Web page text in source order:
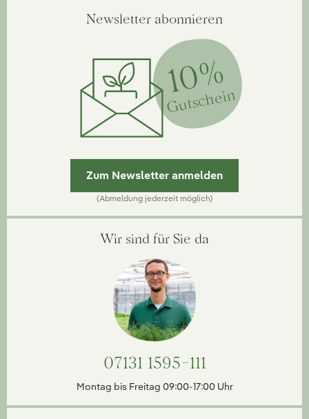
Newsletter abonnieren
10%
Gutschein
Zum Newsletter anmelden
(Abmeldung jederzeit möglich)
Wir sind für Sie da
07131 1595-111
Montag bis Freitag 09:00-17:00 Uhr